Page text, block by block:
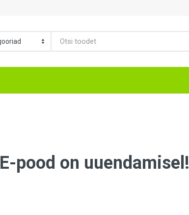
E-pood on uuendamisel!